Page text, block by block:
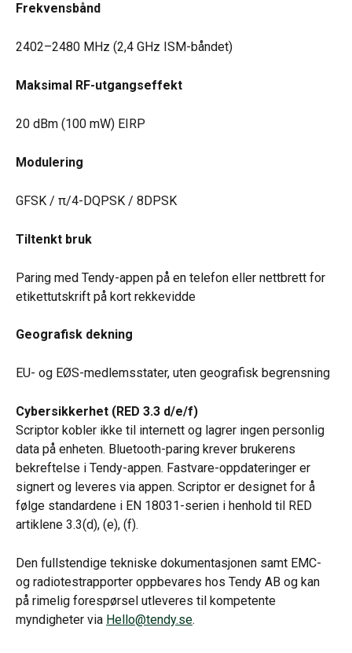
Frekvensbånd
2402–2480 MHz (2,4 GHz ISM-båndet)
Maksimal RF-utgangseffekt
20 dBm (100 mW) EIRP
Modulering
GFSK / π/4-DQPSK / 8DPSK
Tiltenkt bruk
Paring med Tendy-appen på en telefon eller nettbrett for
etikettutskrift på kort rekkevidde
Geografisk dekning
EU- og EØS-medlemsstater, uten geografisk begrensning
Cybersikkerhet (RED 3.3 d/e/f)
Scriptor kobler ikke til internett og lagrer ingen personlig
data på enheten. Bluetooth-paring krever brukerens
bekreftelse i Tendy-appen. Fastvare-oppdateringer er
signert og leveres via appen. Scriptor er designet for å
følge standardene i EN 18031-serien i henhold til RED
artiklene 3.3(d), (e), (f).
Den fullstendige tekniske dokumentasjonen samt EMC-
og radiotestrapporter oppbevares hos Tendy AB og kan
på rimelig forespørsel utleveres til kompetente
myndigheter via Hello@tendy.se.